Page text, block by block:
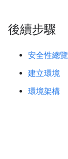
後續步驟
安全性總覽
建立環境
環境架構